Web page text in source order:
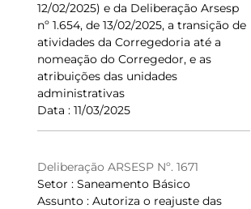
12/02/2025) e da Deliberação Arsesp
nº 1.654, de 13/02/2025, a transição de
atividades da Corregedoria até a
nomeação do Corregedor, e as
atribuições das unidades
administrativas
Data : 11/03/2025
Deliberação ARSESP Nº. 1671
Setor : Saneamento Básico
Assunto : Autoriza o reajuste das